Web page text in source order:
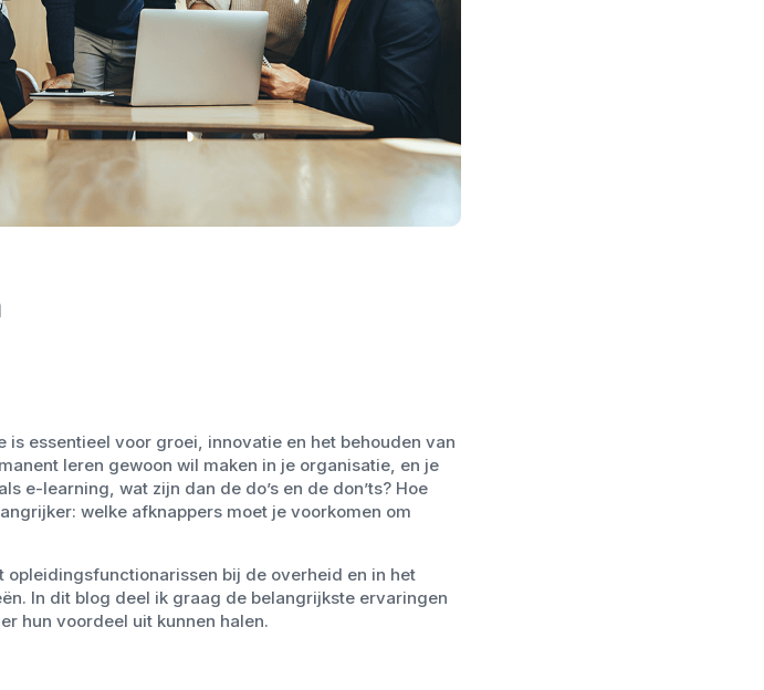
essentieel voor groei, innovatie en het behouden van
leren gewoon wil maken in je organisatie, en je
e-learning, wat zijn dan de do’s en de don’ts? Hoe
welke afknappers moet je voorkomen om
bij de overheid en in het
In dit blog deel ik graag de belangrijkste ervaringen
hun voordeel uit kunnen halen.